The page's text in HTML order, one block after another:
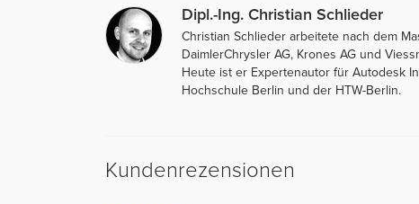
Dipl.-Ing. Christian Schlieder
Christian Schlieder arbeitete nach dem
DaimlerChrysler AG, Krones AG und
Heute ist er Expertenautor für Autodesk
Hochschule Berlin und der HTW-Berlin.
Kundenrezensionen